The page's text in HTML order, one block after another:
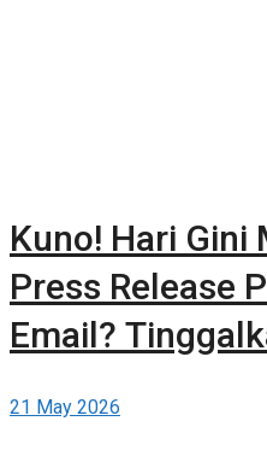
Kuno! Hari Gini
Press Release
Email?
Gratis di
21 May 2026